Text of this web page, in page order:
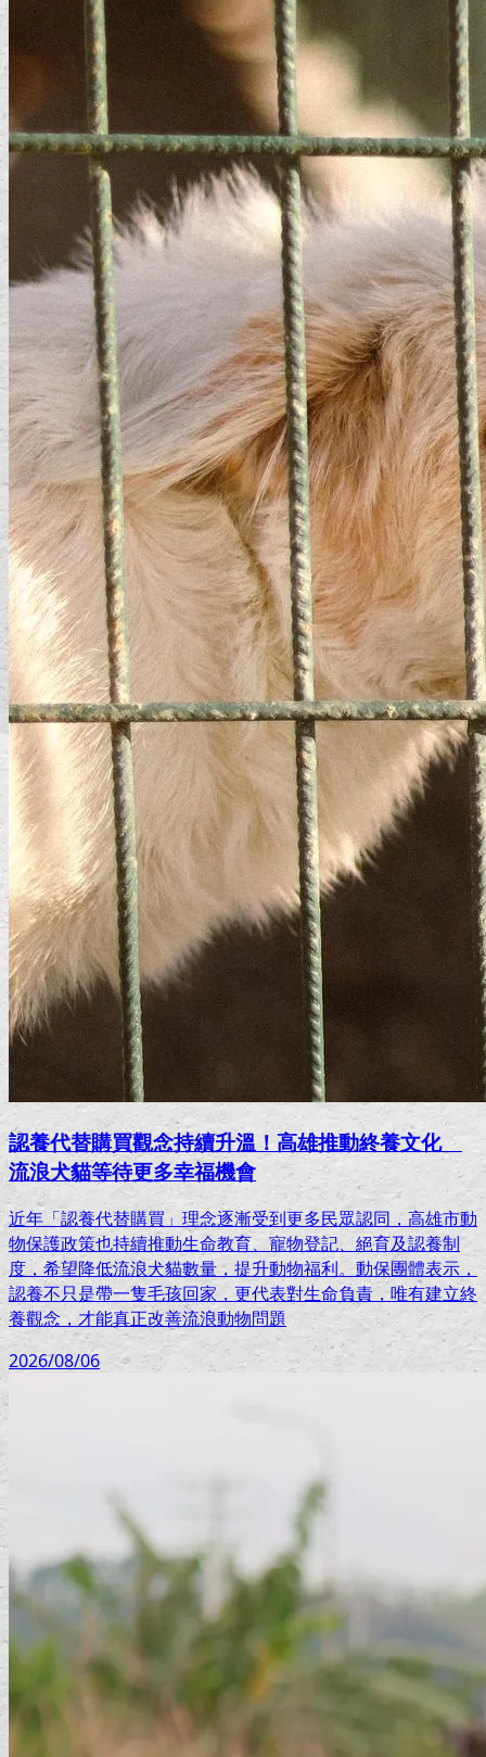
認養代替購買觀念持續升溫！高雄推動終養文化
流浪犬貓等待更多幸福機會
近年「認養代替購買」理念逐漸受到更多民眾認同，高雄市動
物保護政策也持續推動生命教育、寵物登記、絕育及認養制
度，希望降低流浪犬貓數量，提升動物福利。動保團體表示，
認養不只是帶一隻毛孩回家，更代表對生命負責，唯有建立終
養觀念，才能真正改善流浪動物問題
2026/08/06